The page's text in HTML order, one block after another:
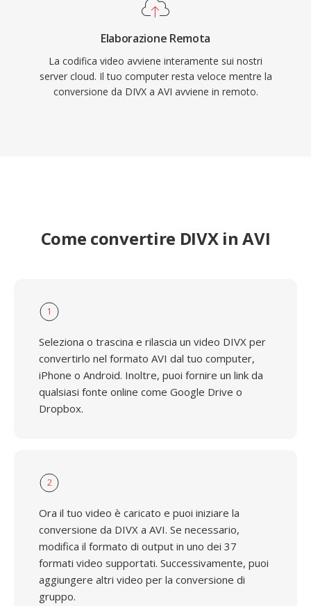
Elaborazione Remota
La codifica video avviene interamente sui nostri
server cloud. Il tuo computer resta veloce mentre la
conversione da DIVX a AVI avviene in remoto.
Come convertire DIVX in AVI
1
Seleziona o trascina e rilascia un video DIVX per
convertirlo nel formato AVI dal tuo computer,
iPhone o Android. Inoltre, puoi fornire un link da
qualsiasi fonte online come Google Drive o
Dropbox.
2
Ora il tuo video è caricato e puoi iniziare la
conversione da DIVX a AVI. Se necessario,
modifica il formato di output in uno dei 37
formati video supportati. Successivamente, puoi
aggiungere altri video per la conversione di
gruppo.